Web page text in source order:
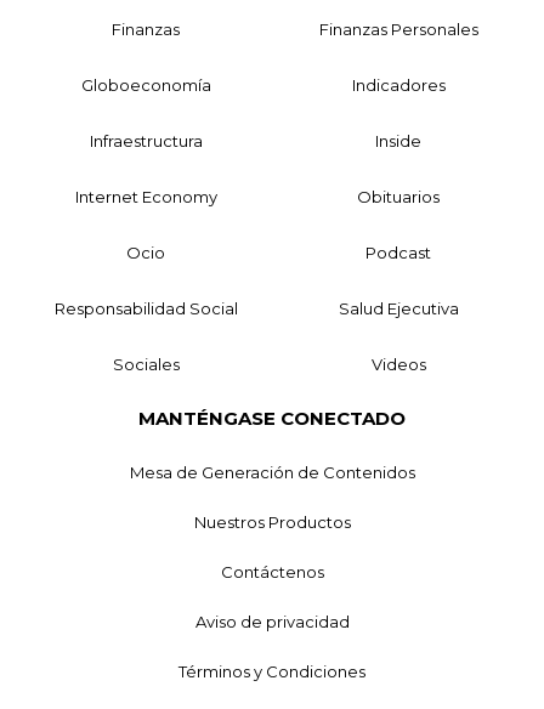
Finanzas Finanzas Personales
Globoeconomía Indicadores
Infraestructura Inside
Internet Economy Obituarios
Ocio Podcast
Responsabilidad Social Salud Ejecutiva
Sociales Videos
MANTÉNGASE CONECTADO
Mesa de Generación de Contenidos
Nuestros Productos
Contáctenos
Aviso de privacidad
Términos y Condiciones